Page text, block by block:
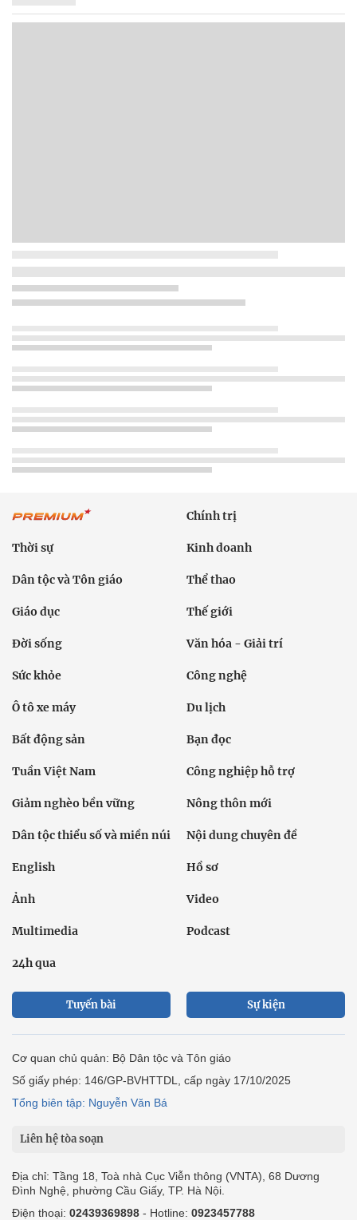
Chính trị
Thời sự Kinh doanh
Dân tộc và Tôn giáo Thể thao
Giáo dục Thế giới
Đời sống Văn hóa - Giải trí
Sức khỏe Công nghệ
Ô tô xe máy Du lịch
Bất động sản Bạn đọc
Tuần Việt Nam Công nghiệp hỗ trợ
Giảm nghèo bền vững Nông thôn mới
Dân tộc thiểu số và miền núi Nội dung chuyên đề
English Hồ sơ
Ảnh Video
Multimedia Podcast
24h qua
Tuyến bài Sự kiện
Cơ quan chủ quản: Bộ Dân tộc và Tôn giáo
Số giấy phép: 146/GP-BVHTTDL, cấp ngày 17/10/2025
Tổng biên tập: Nguyễn Văn Bá
Liên hệ tòa soạn
Địa chỉ: Tầng 18, Toà nhà Cục Viễn thông (VNTA), 68 Dương
Đình Nghệ, phường Cầu Giấy, TP. Hà Nội.
Điện thoại: 02439369898 - Hotline: 0923457788